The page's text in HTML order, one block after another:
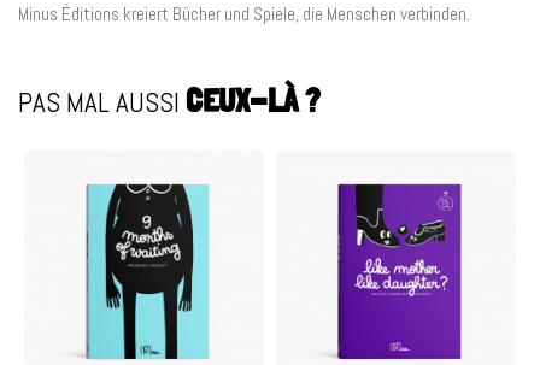
Minus Éditions kreiert Bücher und Spiele, die Menschen verbinden.
PAS MAL AUSSI CEUX-LÀ ?